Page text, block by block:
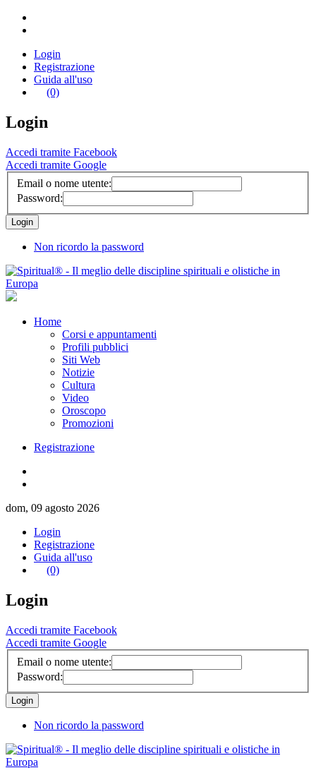
Login
Registrazione
Guida all'uso
(0)
Login
Accedi tramite Facebook
Accedi tramite Google
Email o nome utente:
Password:
Non ricordo la password
Home
Corsi e appuntamenti
Profili pubblici
Siti Web
Notizie
Cultura
Video
Oroscopo
Promozioni
Registrazione
dom, 09 agosto 2026
Login
Registrazione
Guida all'uso
(0)
Login
Accedi tramite Facebook
Accedi tramite Google
Email o nome utente:
Password:
Non ricordo la password